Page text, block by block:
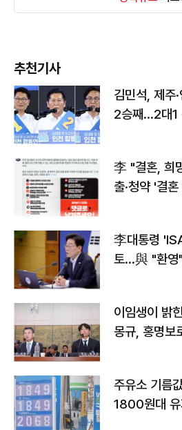
추천기사
김민석, 제주
2승째…2대1
李 "결혼, 희
출·청약 '결
李대통령
토…與 "환영
이임생이 밝
몽규, 홍명보
주유소 기름
1800원대 유